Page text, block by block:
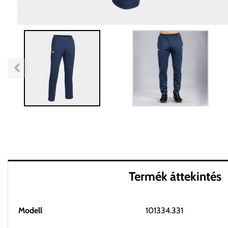
Termék áttekintés
Modell 101334.331